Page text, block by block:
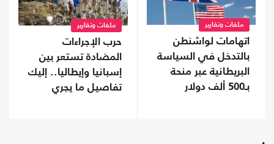
ملفات وتقارير
اتهامات لواشنطن
بالتدخل في السياسة
البريطانية عبر منحة
بـ500 ألف دولار
ملفات وتقارير
حرب الإجراءات
المضادة تستعر بين
إسبانيا وإيطاليا.. إليك
تفاصيل ما يجري